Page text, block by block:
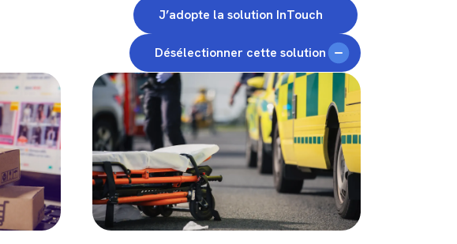
J’adopte la solution InTouch
Désélectionner cette solution